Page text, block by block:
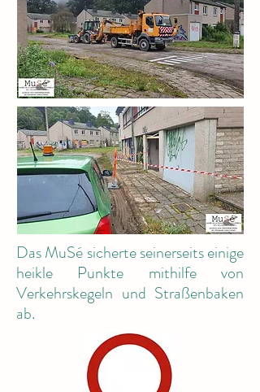
Das MuSé sicherte seinerseits einige
heikle Punkte mithilfe von
Verkehrskegeln und Straßenbaken
ab.